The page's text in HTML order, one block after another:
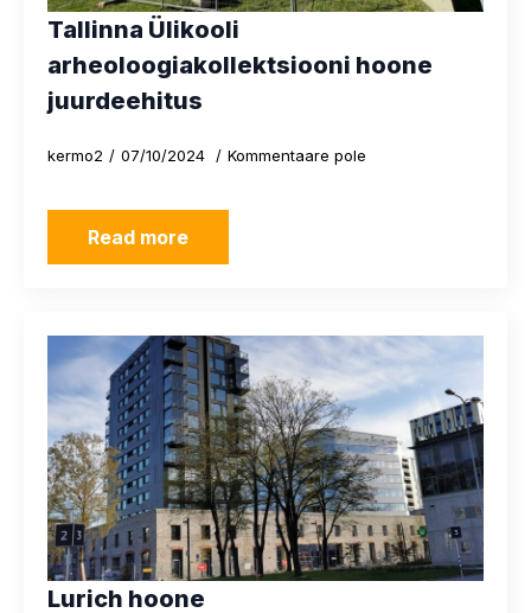
Tallinna Ülikooli
arheoloogiakollektsiooni hoone
juurdeehitus
kermo2 07/10/2024 Kommentaare pole
Read more
Lurich hoone